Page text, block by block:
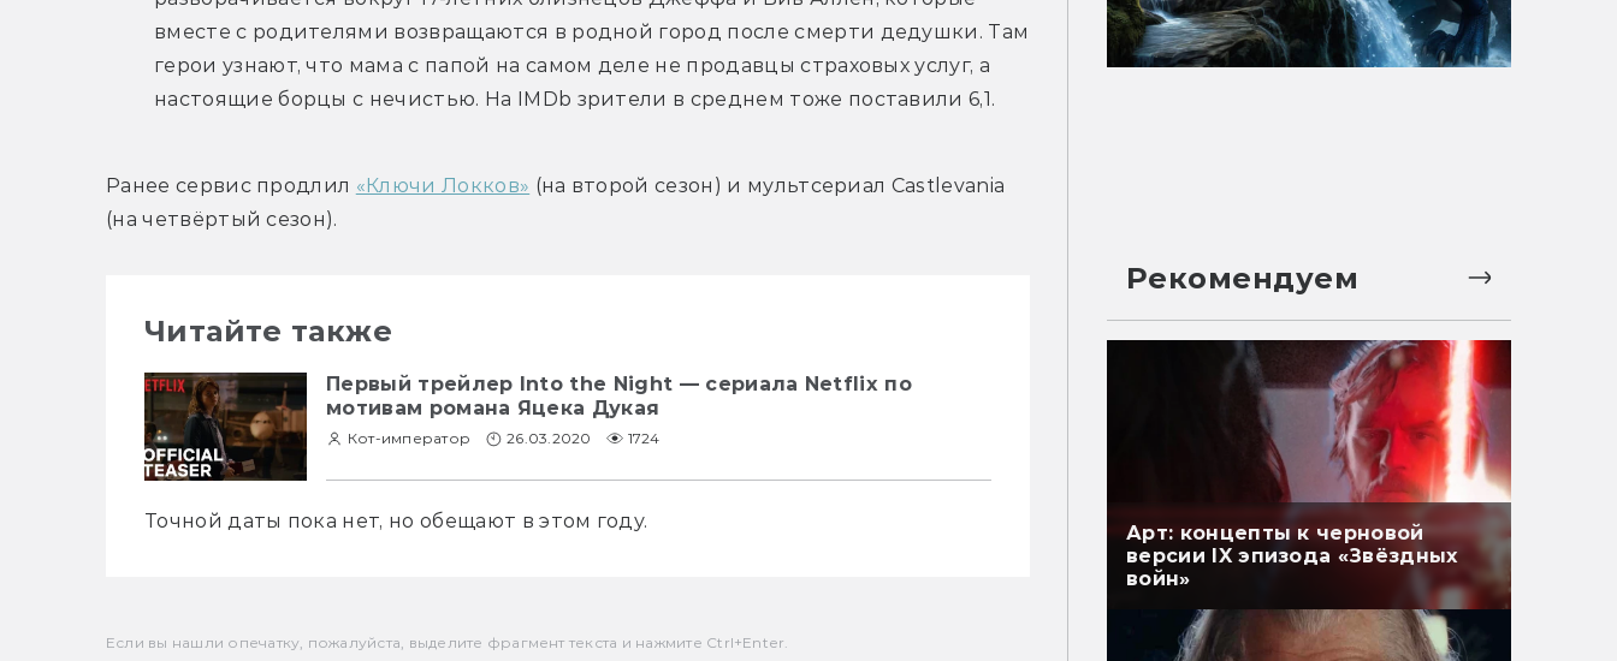
вместе с родителями возвращаются в родной город после смерти дедушки. Там
герои узнают, что мама с папой на самом деле не продавцы страховых услуг, а
настоящие борцы с нечистью. На IMDb зрители в среднем тоже поставили 6,1.
Ранее сервис продлил «Ключи Локков» (на второй сезон) и мультсериал Castlevania
(на четвёртый сезон).
Читайте также
Первый трейлер Into the Night — сериала Netflix по
мотивам романа Яцека Дукая
Кот-император 26.03.2020 1724
Точной даты пока нет, но обещают в этом году.
Если вы нашли опечатку, пожалуйста, выделите фрагмент текста и нажмите Ctrl+Enter.
Рекомендуем
Арт: концепты к черновой
версии IX эпизода «Звёздных
войн»